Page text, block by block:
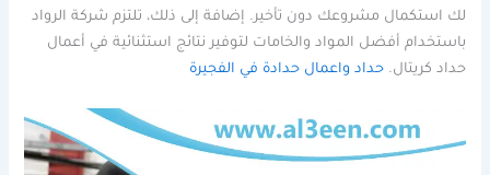
لك استكمال مشروعك دون تأخير. إضافة إلى ذلك، تلتزم شركة الرواد
باستخدام أفضل المواد والخامات لتوفير نتائج استثنائية في أعمال
حداد كريتال.حداد واعمال حدادة في الفجيرة